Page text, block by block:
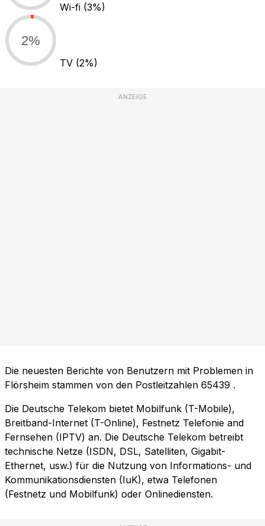
Wi-fi (3%)
2%
TV (2%)
ANZEIGE
Die neuesten Berichte von Benutzern mit Problemen in
Flörsheim stammen von den Postleitzahlen 65439 .
Die Deutsche Telekom bietet Mobilfunk (T-Mobile),
Breitband-Internet (T-Online), Festnetz Telefonie and
Fernsehen (IPTV) an. Die Deutsche Telekom betreibt
technische Netze (ISDN, DSL, Satelliten, Gigabit-
Ethernet, usw.) für die Nutzung von Informations- und
Kommunikationsdiensten (IuK), etwa Telefonen
(Festnetz und Mobilfunk) oder Onlinediensten.